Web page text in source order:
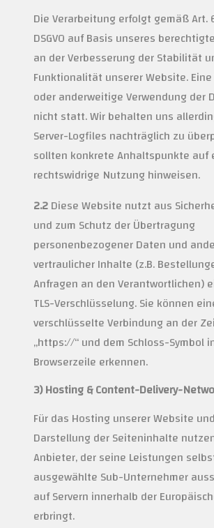
Die Verarbeitung erfolgt gemäß Art.
DSGVO auf Basis unseres
an der Verbesserung der Stabilität
Funktionalität unserer Website.
oder anderweitige Verwendung der
nicht statt. Wir behalten uns
Server-Logfiles nachträglich zu
sollten konkrete Anhaltspunkte auf
rechtswidrige Nutzung hinweisen.
2.2Diese Website nutzt aus
und zum Schutz der Übertragung
personenbezogener Daten und
vertraulicher Inhalte (z.B.
Anfragen an den Verantwortlichen)
TLS-Verschlüsselung. Sie können
verschlüsselte Verbindung an der
„https://“ und dem Schloss-Symbol
Browserzeile erkennen.
3) Hosting & Content-Delivery-
Für das Hosting unserer Website
Darstellung der Seiteninhalte
Anbieter, der seine Leistungen
ausgewählte Sub-Unternehmer
auf Servern innerhalb der
erbringt.